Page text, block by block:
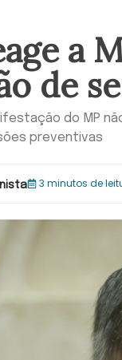
a
de
do MP
preventivas
3 minutos de